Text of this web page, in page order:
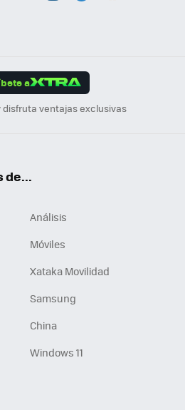
a
disfruta ventajas exclusivas
de...
Análisis
Móviles
Xataka Movilidad
Samsung
China
Windows 11